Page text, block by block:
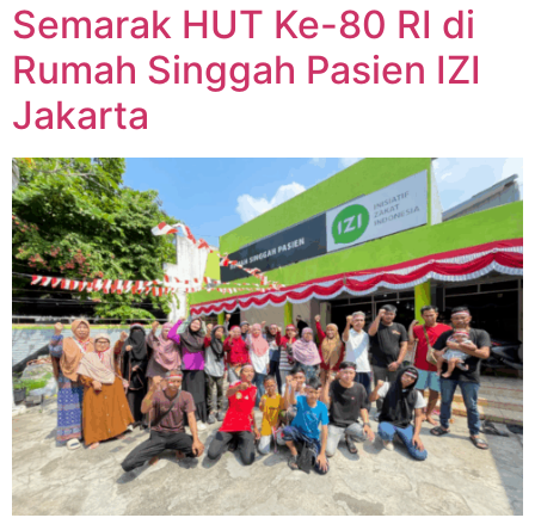
Semarak HUT Ke-80 RI di
Rumah Singgah Pasien IZI
Jakarta